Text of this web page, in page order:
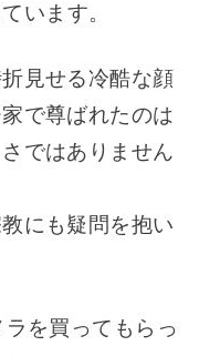
います。
見せる冷酷な顔
で尊ばれたのは
ではありません
にも疑問を抱い
を買ってもらっ